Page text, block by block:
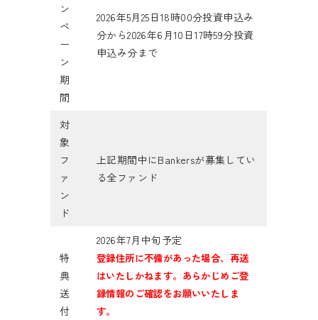
ン
ペ
ー
ン
期
間
2026年5月25日18時00分投資申込み
分から2026年6月10日17時59分投資
申込み分まで
対
象
フ
ァ
ン
ド
上記期間中にBankersが募集してい
る全ファンド
特
典
送
付
2026年7月中旬予定
登録住所に不備があった場合、再送
はいたしかねます。あらかじめご登
録情報のご確認をお願いいたしま
す。